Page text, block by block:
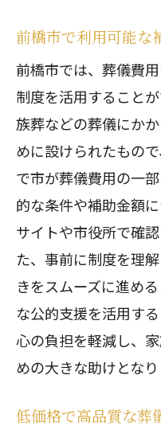
前橋市で利用可能な
前橋市では、葬儀費
制度を活用すること
族葬などの葬儀にか
めに設けられたもの
で市が葬儀費用の一
的な条件や補助金額
サイトや市役所で確
た、事前に制度を理
きをスムーズに進め
な公的支援を活用す
心の負担を軽減し、
めの大きな助けとなり
低価格で高品質な葬